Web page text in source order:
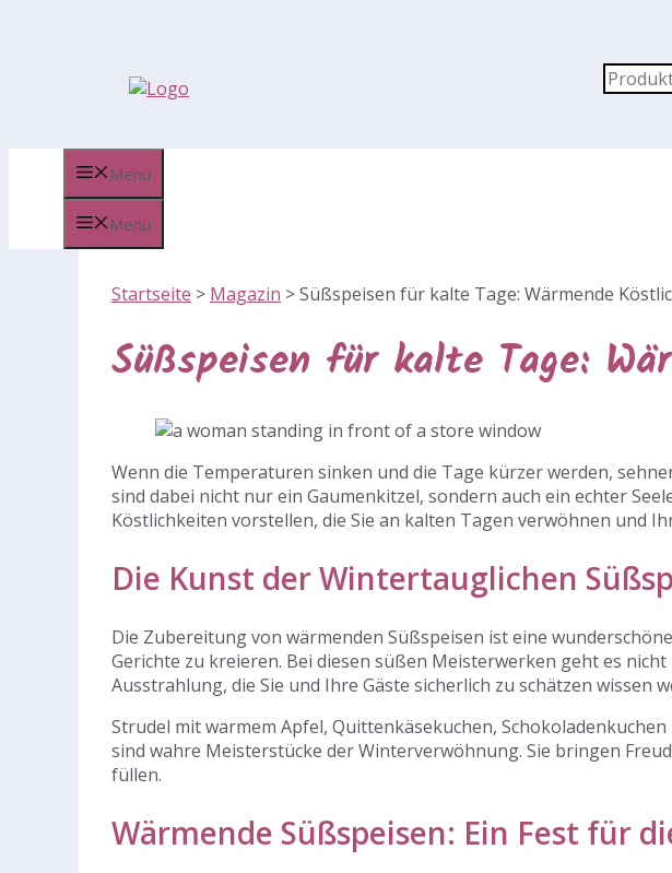
Menü
Menü
Startseite > Magazin >Süßspeisen für kalte Tage: Wärmende
Süßspeisen für kalte Tage:
Wenn die Temperaturen sinken und die Tage kürzer werden,
sind dabei nicht nur ein Gaumenkitzel, sondern auch ein echter
Köstlichkeiten vorstellen, die Sie an kalten Tagen verwöhnen und
Die Kunst der Wintertauglichen
Die Zubereitung von wärmenden Süßspeisen ist eine
Gerichte zu kreieren. Bei diesen süßen Meisterwerken geht es
Ausstrahlung, die Sie und Ihre Gäste sicherlich zu schätzen wissen
Strudel mit warmem Apfel, Quittenkäsekuchen,
sind wahre Meisterstücke der Winterverwöhnung. Sie bringen
füllen.
Wärmende Süßspeisen: Ein Fest für